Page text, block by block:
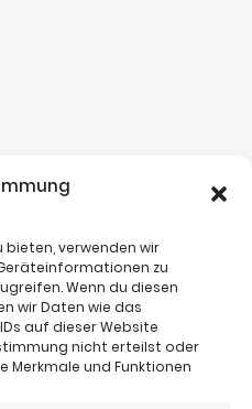
bieten, verwenden wir
zu
Wenn du diesen
wir Daten wie das
auf dieser Website
nicht erteilst oder
Merkmale und Funktionen